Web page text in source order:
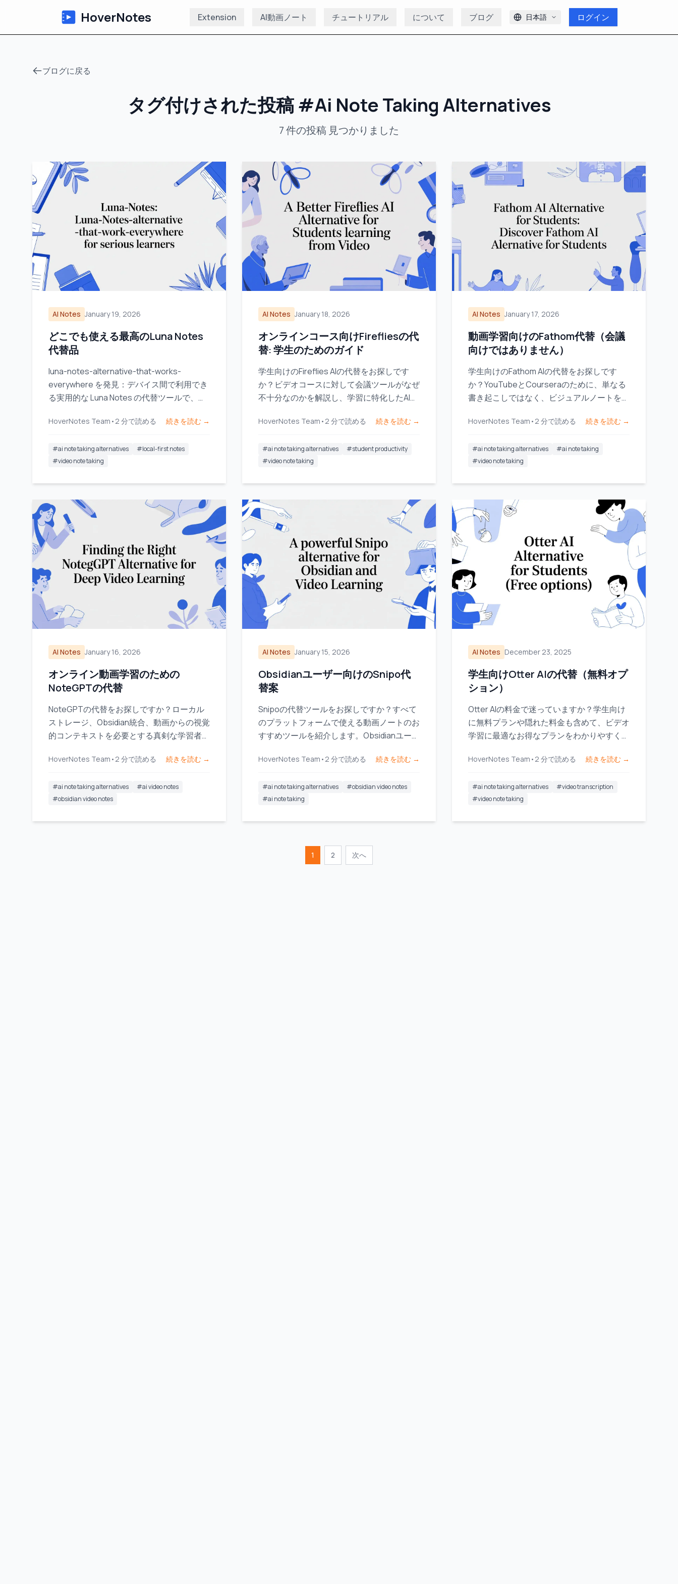
HoverNotes Extension AI動画ノート チュートリアル について ブログ 日本語 ログイン
ブログに戻る
タグ付けされた投稿#Ai Note Taking Alternatives
7件の投稿 見つかりました
AI Notes January 19, 2026
どこでも使える最高のLuna Notes
代替品
luna-notes-alternative-that-works-
everywhere を発見：デバイス間で利用でき
る実用的な Luna Notes の代替ツールで、本
HoverNotes Team • 2 分で読める 続きを読む →
#ai note taking alternatives #local-first notes
#video note taking
AI Notes January 18, 2026
オンラインコース向けFirefliesの代
替: 学生のためのガイド
学生向けのFireflies AIの代替をお探しです
か？ビデオコースに対して会議ツールがなぜ
不十分なのかを解説し、学習に特化したAIノ
HoverNotes Team • 2 分で読める 続きを読む →
#ai note taking alternatives #student productivity
#video note taking
AI Notes January 17, 2026
動画学習向けのFathom代替（会議
向けではありません）
学生向けのFathom AIの代替をお探しです
か？YouTubeとCourseraのために、単なる
書き起こしではなく、ビジュアルノートを捉
HoverNotes Team • 2 分で読める 続きを読む →
#ai note taking alternatives #ai note taking
#video note taking
AI Notes January 16, 2026
オンライン動画学習のための
NoteGPTの代替
NoteGPTの代替をお探しですか？ローカル
ストレージ、Obsidian統合、動画からの視覚
的コンテキストを必要とする真剣な学習者向
HoverNotes Team • 2 分で読める 続きを読む →
#ai note taking alternatives #ai video notes
#obsidian video notes
AI Notes January 15, 2026
Obsidianユーザー向けのSnipo代
替案
Snipoの代替ツールをお探しですか？すべて
のプラットフォームで使える動画ノートのお
すすめツールを紹介します。Obsidianユーザ
ジに特に注目しています。
HoverNotes Team • 2 分で読める 続きを読む →
#ai note taking alternatives #obsidian video notes
#ai note taking
AI Notes December 23, 2025
学生向けOtter AIの代替（無料オプ
ション）
Otter AIの料金で迷っていますか？学生向け
に無料プランや隠れた料金も含めて、ビデオ
学習に最適なお得なプランをわかりやすく解
HoverNotes Team • 2 分で読める 続きを読む →
#ai note taking alternatives #video transcription
#video note taking
1 2 次へ